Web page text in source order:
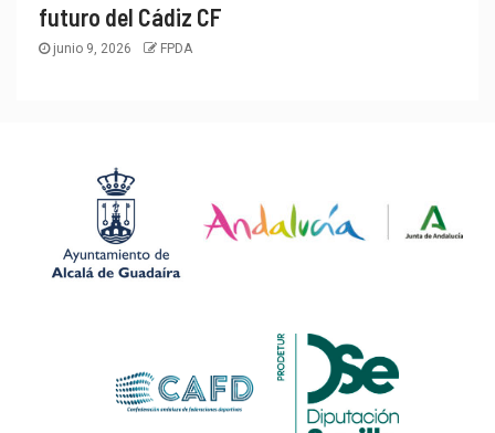
futuro del Cádiz CF
junio 9, 2026 FPDA